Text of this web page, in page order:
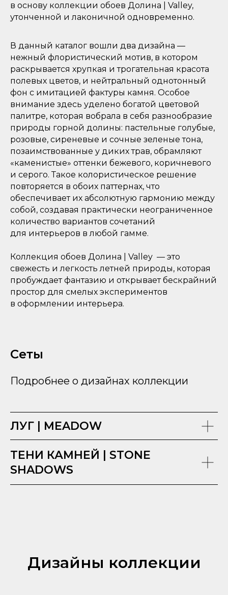
в основу коллекции обоев Долина | Valley,
утонченной и лаконичной одновременно.
В данный каталог вошли два дизайна —
нежный флористический мотив, в котором
раскрывается хрупкая и трогательная красота
полевых цветов, и нейтральный однотонный
фон с имитацией фактуры камня. Особое
внимание здесь уделено богатой цветовой
палитре, которая вобрала в себя разнообразие
природы горной долины: пастельные голубые,
розовые, сиреневые и сочные зеленые тона,
позаимствованные у диких трав, обрамляют
«каменистые» оттенки бежевого, коричневого
и серого. Такое колористическое решение
повторяется в обоих паттернах, что
обеспечивает их абсолютную гармонию между
собой, создавая практически неограниченное
количество вариантов сочетаний
для интерьеров в любой гамме.
Коллекция обоев Долина | Valley — это
свежесть и легкость летней природы, которая
пробуждает фантазию и открывает бескрайний
простор для смелых экспериментов
в оформлении интерьера.
Сеты
Подробнее о дизайнах коллекции
ЛУГ | MEADOW
ТЕНИ КАМНЕЙ | STONE
SHADOWS
Дизайны коллекции